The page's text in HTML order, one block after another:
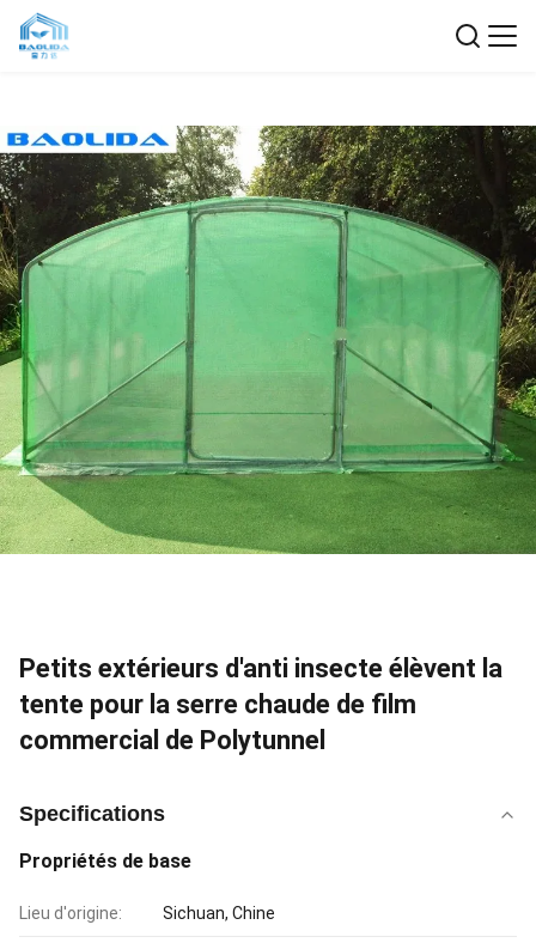
Petits extérieurs d'anti insecte élèvent la
tente pour la serre chaude de film
commercial de Polytunnel
Specifications
Propriétés de base
Lieu d'origine: Sichuan, Chine